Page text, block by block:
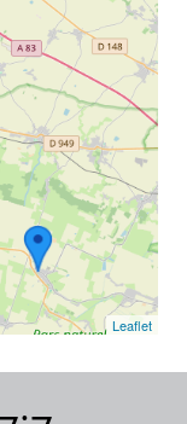
Leaflet